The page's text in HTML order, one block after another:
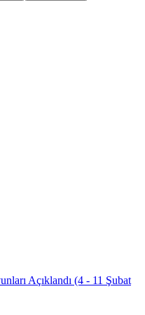
Açıklandı (4 - 11 Şubat